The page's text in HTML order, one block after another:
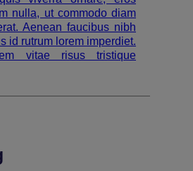
nulla, ut commodo diam
Aenean faucibus nibh
id rutrum lorem imperdiet.
vitae risus tristique